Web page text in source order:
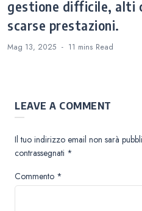
gestione difficile, alti
scarse prestazioni.
Mag 13, 2025 11 mins Read
LEAVE A COMMENT
Il tuo indirizzo email non sarà
contrassegnati *
Commento *